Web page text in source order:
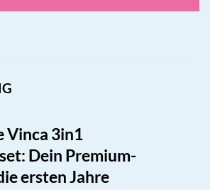
Vinca 3in1
Dein Premium-
ersten Jahre